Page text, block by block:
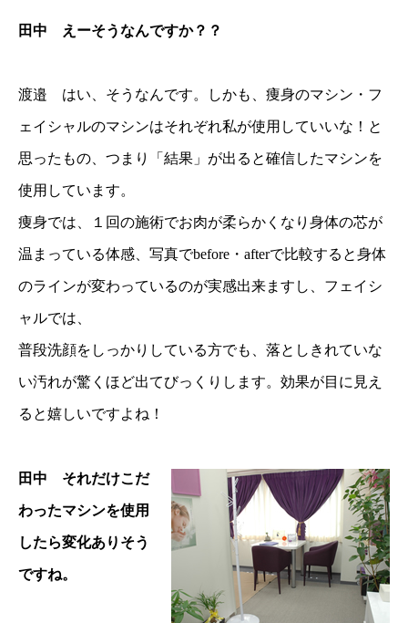
田中 えーそうなんですか？？
渡邉 はい、そうなんです。しかも、痩身のマシン・フ
ェイシャルのマシンはそれぞれ私が使用していいな！と
思ったもの、つまり「結果」が出ると確信したマシンを
使用しています。
痩身では、１回の施術でお肉が柔らかくなり身体の芯が
温まっている体感、写真でbefore・afterで比較すると身体
のラインが変わっているのが実感出来ますし、フェイシ
ャルでは、
普段洗顔をしっかりしている方でも、落としきれていな
い汚れが驚くほど出てびっくりします。効果が目に見え
ると嬉しいですよね！
田中 それだけこだ
わったマシンを使用
したら変化ありそう
ですね。